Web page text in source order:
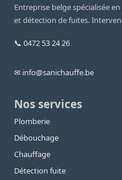
Entreprise belge spécialisée
et détection de fuites.
📞 0472 53 24 26
✉ info@sanichauffe.be
Nos services
Plomberie
Débouchage
Chauffage
Détection fuite